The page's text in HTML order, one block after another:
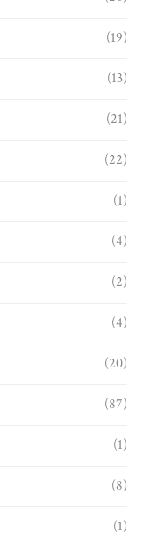
(19)
(13)
(21)
(22)
(1)
(4)
(2)
(4)
(20)
(87)
(1)
(8)
(1)